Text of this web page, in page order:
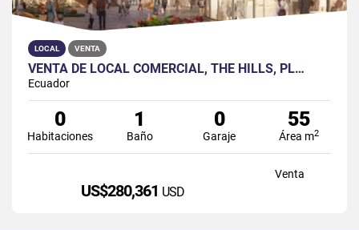
LOCAL VENTA
VENTA DE LOCAL COMERCIAL, THE HILLS, PL…
Ecuador
0
Habitaciones
1
Baño
0
Garaje
55
Área m2
Venta
US$280,361 USD